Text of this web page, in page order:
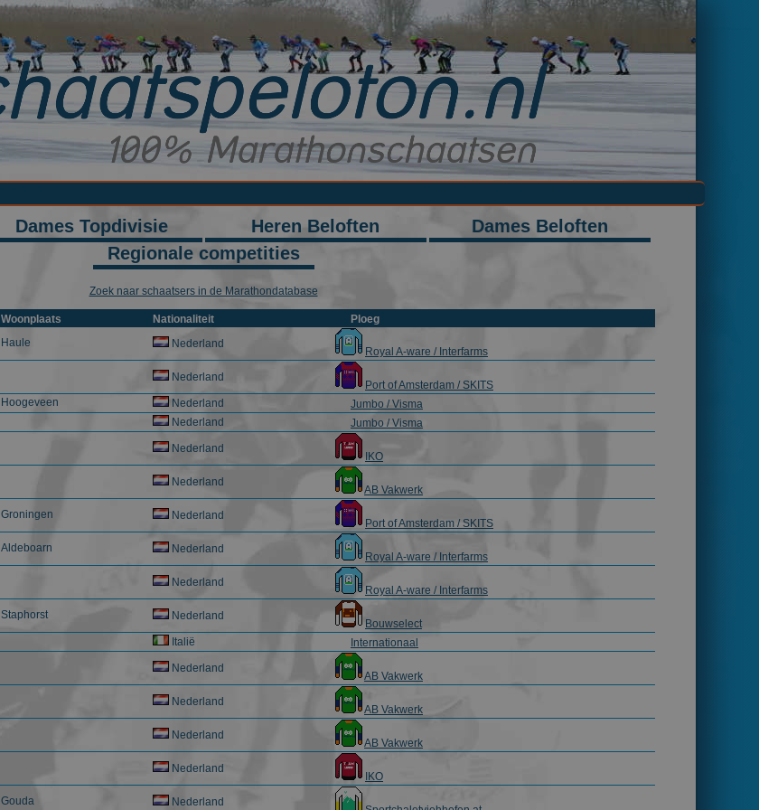
Dames Topdivisie Heren Beloften
Dames Beloften
Regionale competities
Zoek naar schaatsers in de Marathondatabase
Woonplaats Nationaliteit
Ploeg
Haule Nederland
Royal A-ware / Interfarms
Nederland
Port of Amsterdam / SKITS
Hoogeveen Nederland
Jumbo / Visma
Nederland
Jumbo / Visma
Nederland
IKO
Nederland
AB Vakwerk
Groningen Nederland
Port of Amsterdam / SKITS
Aldeboarn Nederland
Royal A-ware / Interfarms
Nederland
Royal A-ware / Interfarms
Staphorst Nederland
Bouwselect
Italië
Internationaal
Nederland
AB Vakwerk
Nederland
AB Vakwerk
Nederland
AB Vakwerk
Nederland
IKO
Gouda Nederland